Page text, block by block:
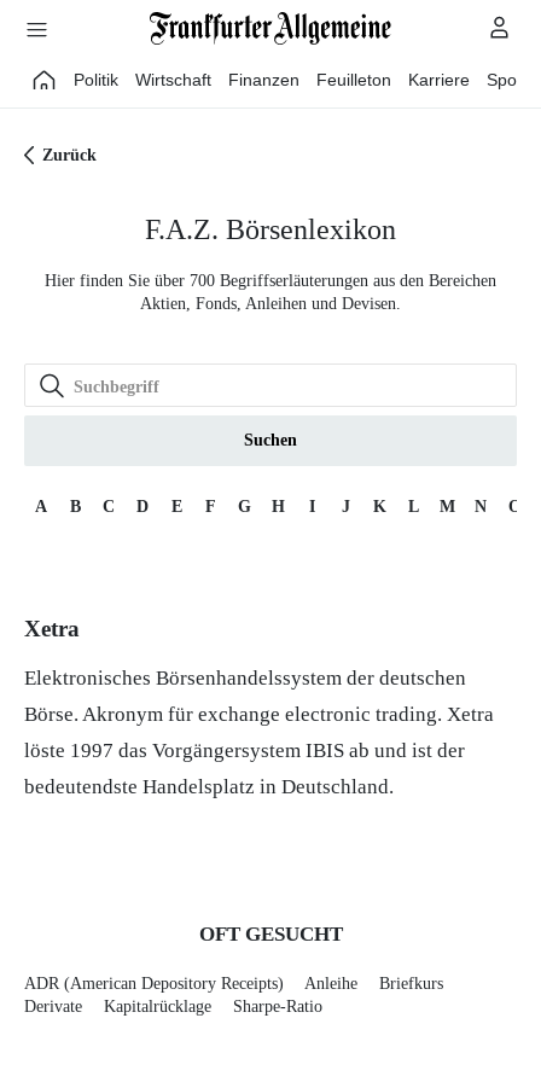
Direkt zum Hauptinhalt
Politik Wirtschaft Finanzen Feuilleton Karriere Sport
Zurück
F.A.Z. Börsenlexikon
Hier finden Sie über 700 Begriffserläuterungen aus den Bereichen
Aktien, Fonds, Anleihen und Devisen.
Suchen
A B C D E F G H I J K L M N O
Xetra
Elektronisches Börsenhandelssystem der deutschen
Börse. Akronym für exchange electronic trading. Xetra
löste 1997 das Vorgängersystem IBIS ab und ist der
bedeutendste Handelsplatz in Deutschland.
OFT GESUCHT
ADR (American Depository Receipts) Anleihe
Briefkurs
Derivate
Kapitalrücklage Sharpe-Ratio